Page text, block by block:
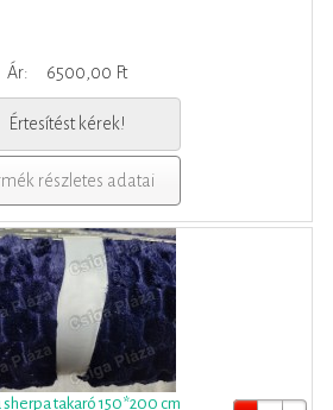
Ár: 6500,00 Ft
Értesítést kérek!
részletes adatai
takaró 150*200 cm